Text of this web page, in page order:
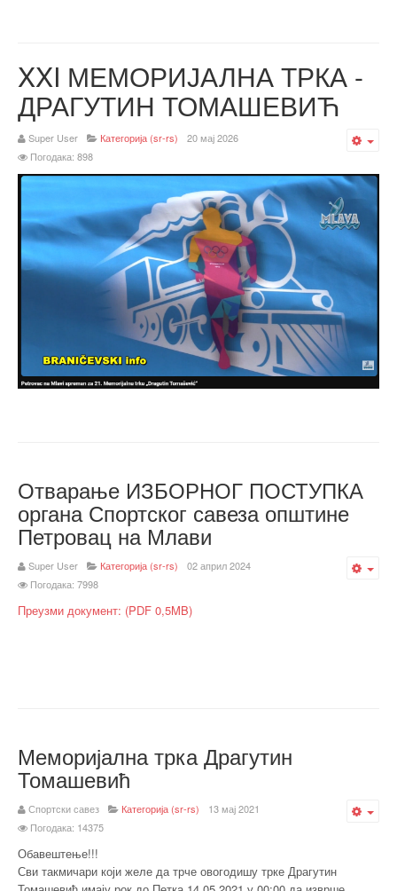
XXI МЕМОРИЈАЛНА ТРКА -
ДРАГУТИН ТОМАШЕВИЋ
Super User Категорија (sr-rs)
20 мај 2026
Погодака: 898
Отварање ИЗБОРНОГ ПОСТУПКА
органа Спортског савеза општине
Петровац на Млави
Super User Категорија (sr-rs)
02 април 2024
Погодака: 7998
Преузми документ: (PDF 0,5MB)
Меморијална трка Драгутин
Томашевић
Спортски савез Категорија (sr-rs)
13 мај 2021
Погодака: 14375
Обавештење!!!
Сви такмичари који желе да трче овогодишу трке Драгутин